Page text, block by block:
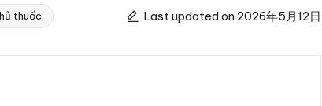
thuốc Last updated on 2026年5月12日